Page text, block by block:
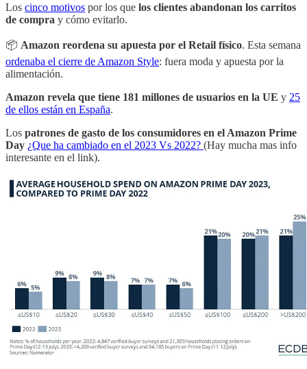
Los cinco motivos por los que los clientes abandonan los carritos
de compra y cómo evitarlo.
📦 Amazon reordena su apuesta por el Retail físico. Esta semana
ordenaba el cierre de Amazon Style: fuera moda y apuesta por la
alimentación.
Amazon revela que tiene 181 millones de usuarios en la UE y 25
de ellos están en España.
Los patrones de gasto de los consumidores en el Amazon Prime
Day ¿Que ha cambiado en el 2023 Vs 2022? (Hay mucha mas info
interesante en el link).